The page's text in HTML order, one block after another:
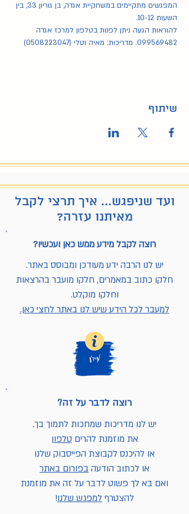
המפגשים מתקיימים במשחקיית אגדה, בן גוריון 33, בין
השעות 10-12.
להוראות הגעה ניתן לפנות בטלפון למרכז אגדה
099569482. מדריכות: מאיה וטלי (0508223047)
שיתוף
ועד שניפגש... איך תרצי לקבל
מאיתנו עזרה?
רוצה לקבל מידע ממש כאן ועכשיו?
יש לנו הרבה ידע מעודכן ומבוסס באתר.
חלקו כתוב במאמרים, חלקו מועבר בהרצאות
וחלקו מוקלט.
למעבר לכל הידע שיש לנו באתר לחצי כאן.
רוצה לדבר על זה?
יש לנו מדריכות שמחכות לתמוך בך.
את מוזמנת להרים טלפון
או להיכנס לקבוצת הפייסבוק שלנו
או לכתוב הודעה בפורום באתר
ואם בא לך פשוט לדבר על זה את מוזמנת
להצטרף למפגש שלנו!